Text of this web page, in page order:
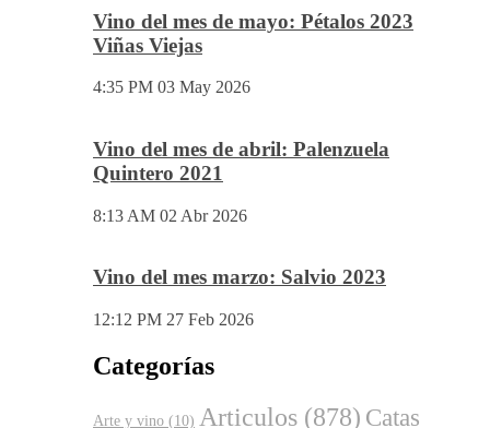
Vino del mes de mayo: Pétalos 2023
Viñas Viejas
4:35 PM 03 May 2026
Vino del mes de abril: Palenzuela
Quintero 2021
8:13 AM 02 Abr 2026
Vino del mes marzo: Salvio 2023
12:12 PM 27 Feb 2026
Categorías
Arte y vino (10) Articulos (878) Catas